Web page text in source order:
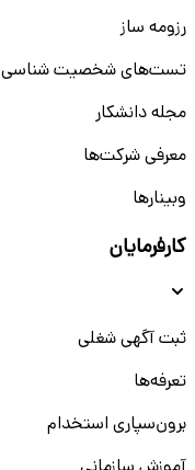
رزومه ساز
تست‌های شخصیت شناسی
مجله دانشکار
معرفی شرکت‌ها
وبینار‌‌ها
کارفرمایان
ثبت آگهی شغلی
تعرفه‌ها
برون‌سپاری استخدام